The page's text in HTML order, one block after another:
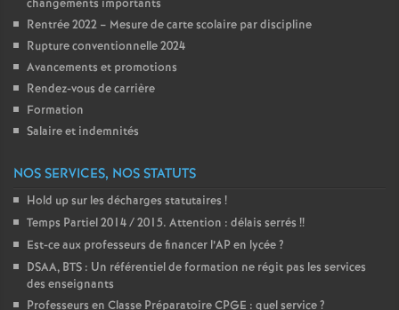
é
é
a
n
changements importants
Rentrée 2022 – Mesure de carte scolaire par discipline
Rupture conventionnelle 2024
Avancements et promotions
Rendez-vous de carrière
Formation
Salaire et indemnités
NOS SERVICES, NOS STATUTS
Hold up sur les décharges statutaires !
Temps Partiel 2014 / 2015. Attention : délais serrés !!
Est-ce aux professeurs de financer l’AP en lycée?
DSAA, BTS : Un référentiel de formation ne régit pas les services
des enseignants
Professeurs en Classe Préparatoire CPGE : quel service?